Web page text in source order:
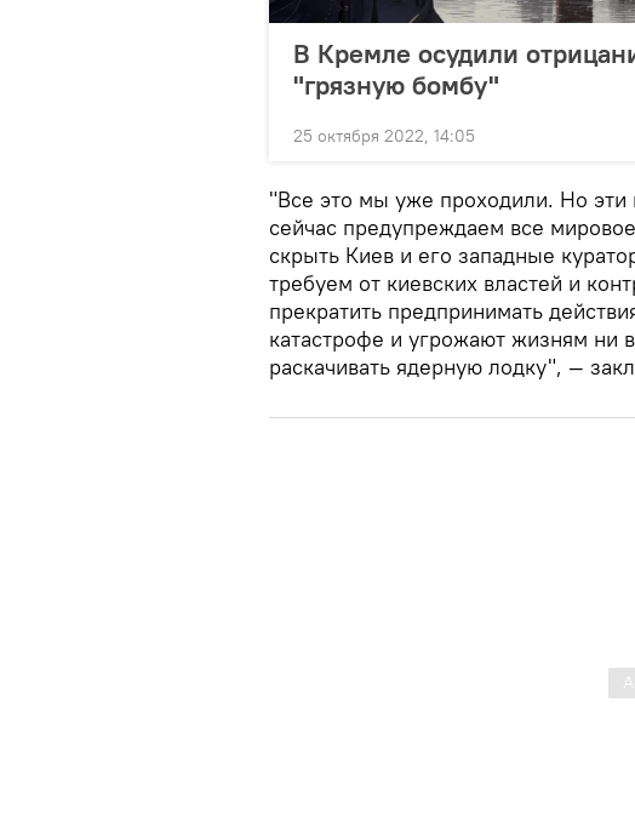
В Кремле осудили
"грязную бомбу"
25 октября 2022, 14:05
"Все это мы уже проходили. Но
сейчас предупреждаем все
скрыть Киев и его западные
требуем от киевских властей и
прекратить предпринимать
катастрофе и угрожают жизням ни
раскачивать ядерную лодку", —